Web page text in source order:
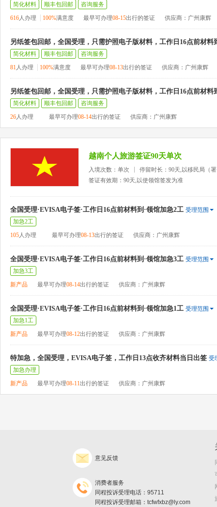
简化材料 顺丰包回邮
咨询服务
616人办理 100%满意度 最早可办理08-15出行的签证 供应商：广州康辉
另纸签包回邮，全国受理，只需护照电子版材料，工作日16点前材料
简化材料 顺丰包回邮
咨询服务
81人办理 100%满意度 最早可办理08-13出行的签证 供应商：广州康辉
另纸签包回邮，全国受理，只需护照电子版材料，工作日16点前材料
简化材料 顺丰包回邮
咨询服务
26人办理 最早可办理08-14出行的签证 供应商：广州康辉
越南个人旅游签证90天单次
入境次数：单次
停留时长：90天,以移民局（
签证有效期：90天,以使领馆签发为准
全国受理·EVISA电子签·工作日16点前材料到·领馆加急2工 受理范围
加急2工
105人办理 最早可办理08-13出行的签证 供应商：广州康辉
全国受理·EVISA电子签·工作日16点前材料到·领馆加急3工 受理范围
加急3工
新产品
最早可办理08-14出行的签证 供应商：广州康辉
全国受理·EVISA电子签·工作日16点前材料到·领馆加急1工 受理范围
加急1工
新产品
最早可办理08-12出行的签证 供应商：广州康辉
特加急，全国受理，EVISA电子签，工作日13点收齐材料当日出签 受
加急办理
新产品
最早可办理08-11出行的签证 供应商：广州康辉
意见反馈
消费者服务
同程投诉受理电话：95711
同程投诉受理邮箱：tcfwfxbz@ly.com